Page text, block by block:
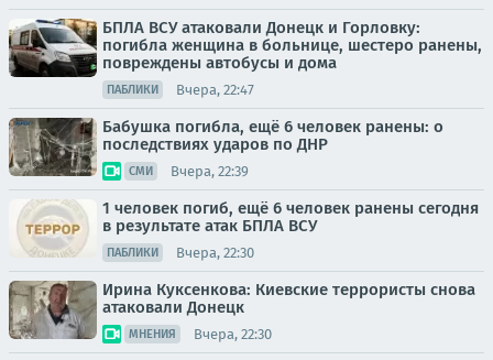
БПЛА ВСУ атаковали Донецк и Горловку:
погибла женщина в больнице, шестеро ранены,
повреждены автобусы и дома
ПАБЛИКИ Вчера, 22:47
Бабушка погибла, ещё 6 человек ранены: о
последствиях ударов по ДНР
СМИ Вчера, 22:39
1 человек погиб, ещё 6 человек ранены сегодня
в результате атак БПЛА ВСУ
ПАБЛИКИ Вчера, 22:30
Ирина Куксенкова: Киевские террористы снова
атаковали Донецк
МНЕНИЯ Вчера, 22:30